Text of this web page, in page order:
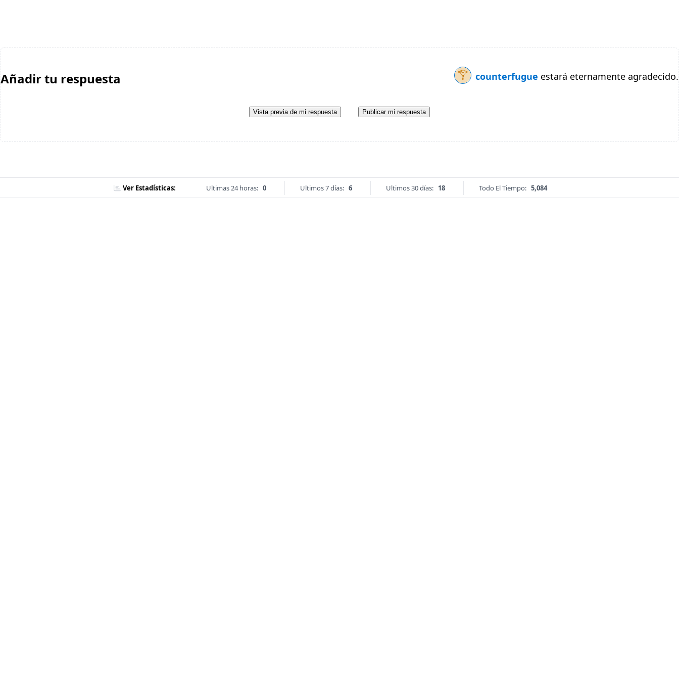
Añadir tu respuesta counterfugue estará eternamente agradecido.
Vista previa de mi respuesta Publicar mi respuesta
Ver Estadísticas: Ultimas 24 horas: 0 Ultimos 7 días: 6 Ultimos 30 días: 18 Todo El Tiempo: 5,084